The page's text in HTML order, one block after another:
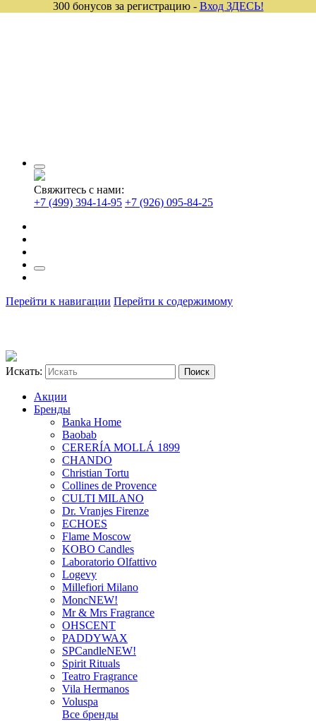
Свяжитесь с нами:
+7 (499) 394-14-95 +7 (926) 095-84-25
Перейти к навигации Перейти к содержимому
Искать:
Акции
Бренды
Banka Home
Baobab
CERERÍA MOLLÁ 1899
CHANDO
Christian Tortu
Collines de Provence
CULTI MILANO
Dr. Vranjes Firenze
ECHOES
Flame Moscow
KOBO Candles
Laboratorio Olfattivo
Logevy
Millefiori Milano
MoncNEW!
Mr & Mrs Fragrance
OHSCENT
PADDYWAX
SPCandleNEW!
Spirit Rituals
Teatro Fragrance
Vila Hermanos
Voluspa
Все бренды
300 бонусов за регистрацию - Вход ЗДЕСЬ!